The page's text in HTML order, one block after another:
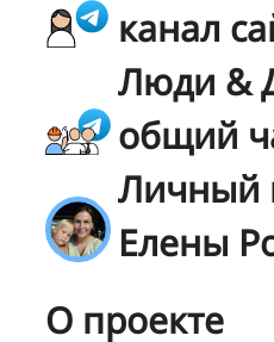
канал
Люди &
общий
Личный
Елены
О проекте